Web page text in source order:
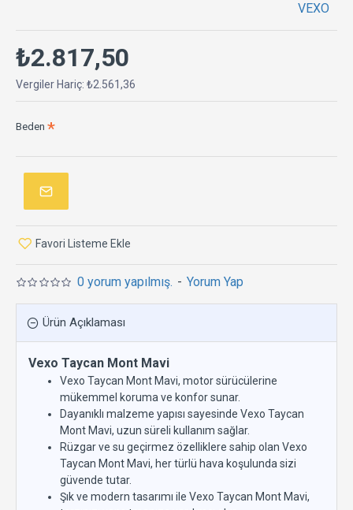
VEXO
0 yorum yapılmış. - Yorum Yap
₺2.817,50
Vergiler Hariç: ₺2.561,36
Beden
Favori Listeme Ekle
Ürün Açıklaması
Vexo Taycan Mont Mavi
Vexo Taycan Mont Mavi, motor sürücülerine
mükemmel koruma ve konfor sunar.
Dayanıklı malzeme yapısı sayesinde Vexo Taycan
Mont Mavi, uzun süreli kullanım sağlar.
Rüzgar ve su geçirmez özelliklere sahip olan Vexo
Taycan Mont Mavi, her türlü hava koşulunda sizi
güvende tutar.
Şık ve modern tasarımı ile Vexo Taycan Mont Mavi,